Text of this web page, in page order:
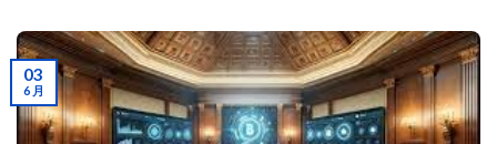
03
6 月